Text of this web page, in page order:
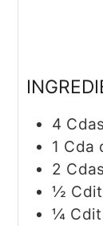
4 Cdas
1 Cda
2 Cdas
½
¼